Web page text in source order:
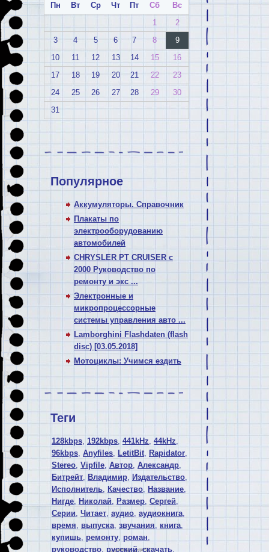
Пн Вт Ср Чт Пт Сб
Вс
1
2
3
4 5 6 7 8
9
10
11 12 13 14 15
16
17
18 19 20 21 22
23
24
25 26 27 28 29
30
31
Популярное
Аккумуляторы. Справочник
Плакаты по
электрооборудованию
автомобилей
CHRYSLER PT CRUISER с
2000 Руководство по
ремонту и экс ...
Электронные и
микропроцессорные
системы управления авто ...
Lamborghini Flashdaten (flash
disc) [03.05.2018]
Мотоциклы: Учимся ездить
Теги
128kbps, 192kbps, 441kHz, 44kHz,
96kbps, Anyfiles, LetitBit, Rapidator,
Stereo, Vipfile, Автор, Александр,
Битрейт, Владимир, Издательство,
Исполнитель, Качество, Название,
Нигде, Николай, Размер, Сергей,
Серии, Читает, аудио, аудиокнига,
время, выпуска, звучания, книга,
купишь, ремонту, роман,
руководство, русский,скачать,